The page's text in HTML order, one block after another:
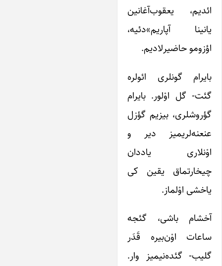
ائدیم، یعقوب‌آغانین
یانینا آپاریم»دئیه،
اؤزومو حاضیرلادیم.
بایرام گونلری ائولره
گئت- گل اوْلور. بایرام
گؤروشلری، بیزیم گؤزل
عنعنه‌لریمیز دیر و
اوْنلاری یاددان
چیخارتماق یقین کی
یاخشی اوْلماز.
آخشام باشی، گئجه
ساعات اوْن‌بیره قَدَر
گلیب- گئده‌نیمیز وار.